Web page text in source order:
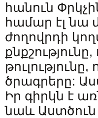
հանուն
համար էլ նա
ժողովրդի
ծրագրերը:
Իր գիրկն է
նաև